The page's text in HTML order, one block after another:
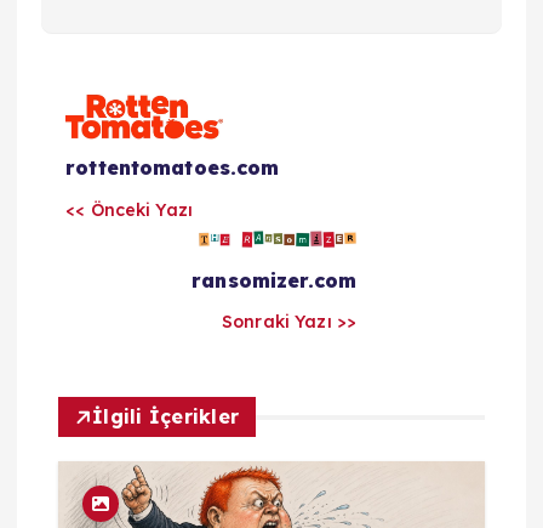
Y
a
r
rottentomatoes.com
<< Önceki Yazı
ransomizer.com
Sonraki Yazı >>
İlgili İçerikler